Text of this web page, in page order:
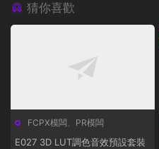
猜你喜歡
FCPX模闆 、 PR模闆
E027 3D LUT調色音效預設套裝